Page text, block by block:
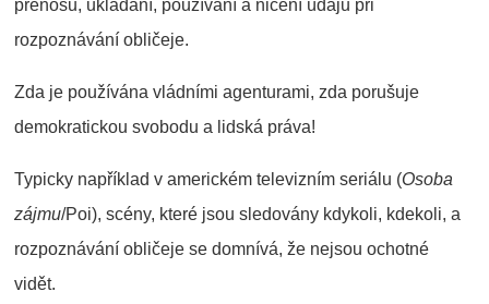
přenosu, ukládání, používání a ničení údajů při
rozpoznávání obličeje.
Zda je používána vládními agenturami, zda porušuje
demokratickou svobodu a lidská práva!
Typicky například v americkém televizním seriálu (Osoba
zájmu/Poi), scény, které jsou sledovány kdykoli, kdekoli, a
rozpoznávání obličeje se domnívá, že nejsou ochotné
vidět.